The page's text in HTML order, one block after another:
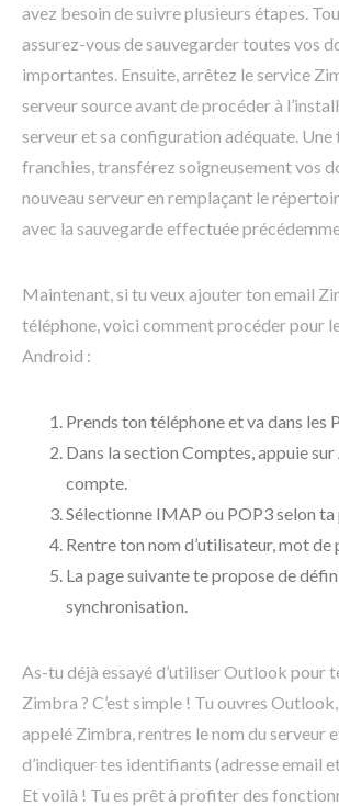
avez besoin de suivre plusieurs étapes.
assurez-vous de sauvegarder toutes vos
importantes. Ensuite, arrêtez le service
serveur source avant de procéder à
serveur et sa configuration adéquate. Une
franchies, transférez soigneusement vos
nouveau serveur en remplaçant le
avec la sauvegarde effectuée
Maintenant, si tu veux ajouter ton email
téléphone, voici comment procéder pour
Android :
Prends ton téléphone et va dans les
Dans la section Comptes, appuie
compte.
Sélectionne IMAP ou POP3 selon
Rentre ton nom d’utilisateur, mot de
La page suivante te propose de
synchronisation.
As-tu déjà essayé d’utiliser Outlook pour
Zimbra ? C’est simple ! Tu ouvres
appelé Zimbra, rentres le nom du serveur
d’indiquer tes identifiants (adresse email
Et voilà ! Tu es prêt à profiter des